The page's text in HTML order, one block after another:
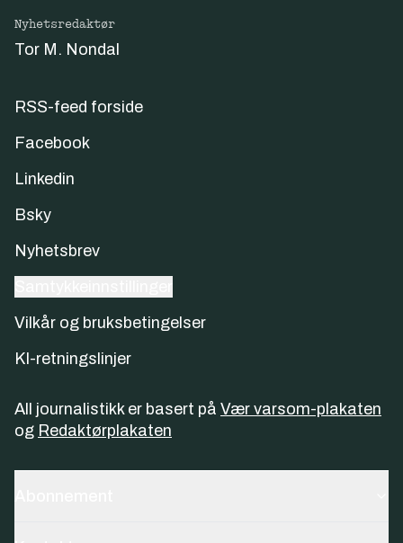
Nyhetsredaktør
Tor M. Nondal
RSS-feed forside
Facebook
Linkedin
Bsky
Nyhetsbrev
Vilkår og bruksbetingelser
KI-retningslinjer
All journalistikk er basert på Vær varsom-plakaten
og Redaktørplakaten